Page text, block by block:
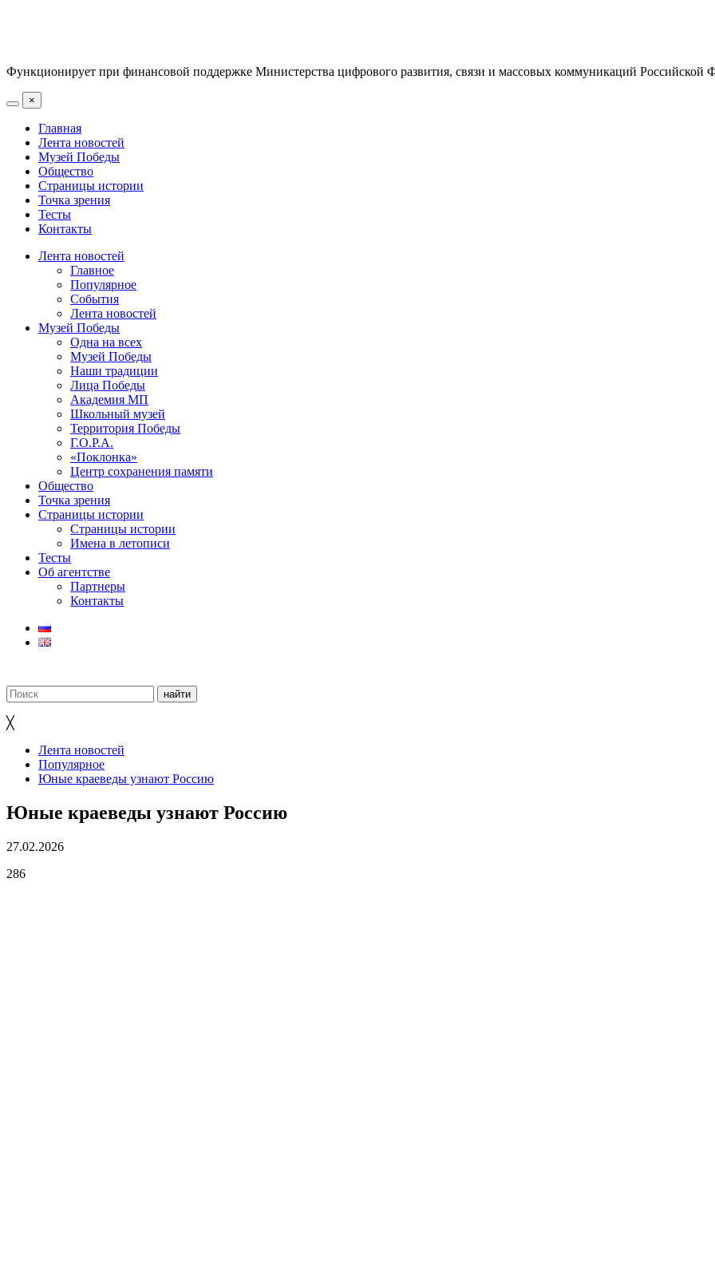
Функционирует при финансовой поддержке Министерства цифрового развития, связи и массовых коммуникаций Российской
×
Главная
Лента новостей
Музей Победы
Общество
Страницы истории
Точка зрения
Тесты
Контакты
Лента новостей
Главное
Популярное
События
Лента новостей
Музей Победы
Одна на всех
Музей Победы
Наши традиции
Лица Победы
Академия МП
Школьный музей
Территория Победы
Г.О.Р.А.
«Поклонка»
Центр сохранения памяти
Общество
Точка зрения
Страницы истории
Страницы истории
Имена в летописи
Тесты
Об агентстве
Партнеры
Контакты
╳
Лента новостей
Популярное
Юные краеведы узнают Россию
Юные краеведы узнают Россию
27.02.2026
286